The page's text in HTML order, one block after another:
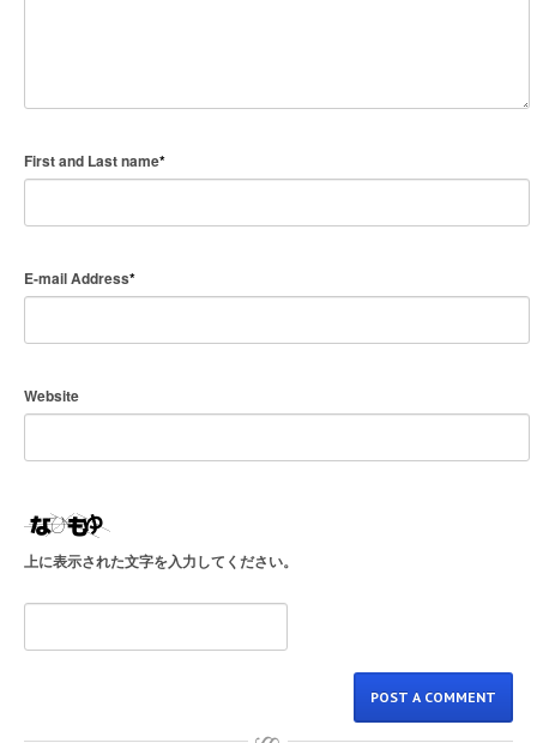
First and Last name*
E-mail Address*
Website
上に表示された文字を入力してください。